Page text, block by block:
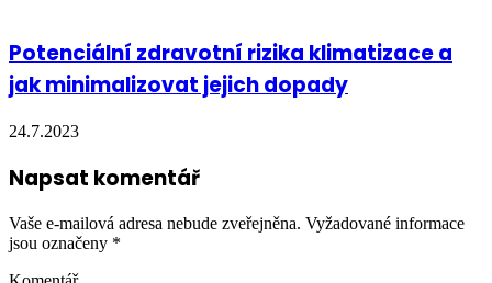
Potenciální zdravotní rizika klimatizace a
jak minimalizovat jejich dopady
24.7.2023
Napsat komentář
Vaše e-mailová adresa nebude zveřejněna. Vyžadované informace
jsou označeny *